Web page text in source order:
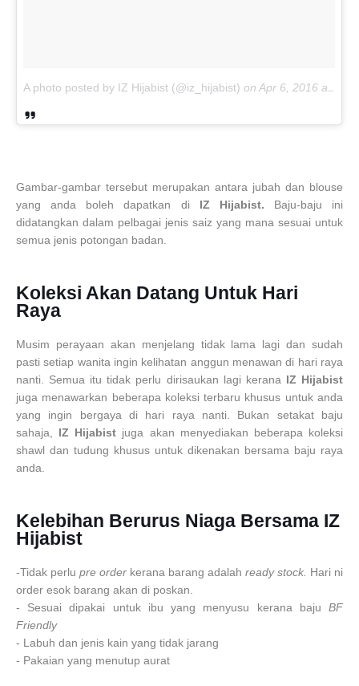
A photo posted by IZ Hijabist (@iz_hijabist) on Apr 6, 2016 at 11:37pm PDT
Gambar-gambar tersebut merupakan antara jubah dan blouse
yang anda boleh dapatkan di IZ Hijabist. Baju-baju ini
didatangkan dalam pelbagai jenis saiz yang mana sesuai untuk
semua jenis potongan badan.
Koleksi Akan Datang Untuk Hari
Raya
Musim perayaan akan menjelang tidak lama lagi dan sudah
pasti setiap wanita ingin kelihatan anggun menawan di hari raya
nanti. Semua itu tidak perlu dirisaukan lagi keranaIZ Hijabist
juga menawarkan beberapa koleksi terbaru khusus untuk anda
yang ingin bergaya di hari raya nanti. Bukan setakat baju
sahaja, IZ Hijabist juga akan menyediakan beberapa koleksi
shawl dan tudung khusus untuk dikenakan bersama baju raya
anda.
Kelebihan Berurus Niaga Bersama IZ
Hijabist
-Tidak perlu pre order kerana barang adalah ready stock. Hari ni
order esok barang akan di poskan.
- Sesuai dipakai untuk ibu yang menyusu kerana baju BF
Friendly
- Labuh dan jenis kain yang tidak jarang
- Pakaian yang menutup aurat